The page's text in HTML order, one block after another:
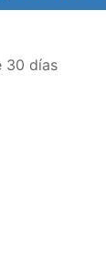
30 días